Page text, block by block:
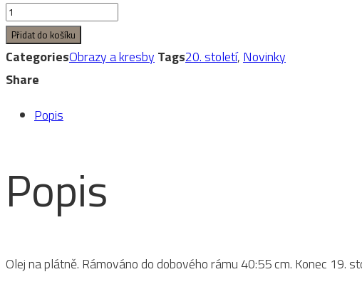
Neznámý
autor:
Zátiší
s
Přidat do košíku
CategoriesObrazy a kresbyTags20. století,Novinky
Share
Popis
Popis
Olej na plátně. Rámováno do dobového rámu 40:55 cm. Konec 19.